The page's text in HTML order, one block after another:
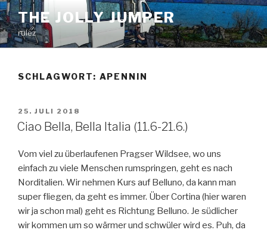
Zum
Inhalt
springen
THE JOLLY JUMPER
rulez
SCHLAGWORT: APENNIN
VERÖFFENTLICHT
AM
25. JULI 2018
Ciao Bella, Bella Italia (11.6-21.6.)
Vom viel zu überlaufenen Pragser Wildsee, wo uns
einfach zu viele Menschen rumspringen, geht es nach
Norditalien. Wir nehmen Kurs auf Belluno, da kann man
super fliegen, da geht es immer. Über Cortina (hier waren
wir ja schon mal) geht es Richtung Belluno. Je südlicher
wir kommen um so wärmer und schwüler wird es. Puh, da